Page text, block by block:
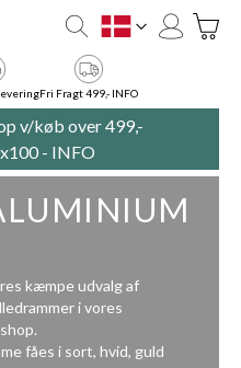
DK
Fri Fragt 499,- INFO
v/køb over 499,-
- INFO
kæmpe udvalg af
i vores
fåes i sort, hvid, guld